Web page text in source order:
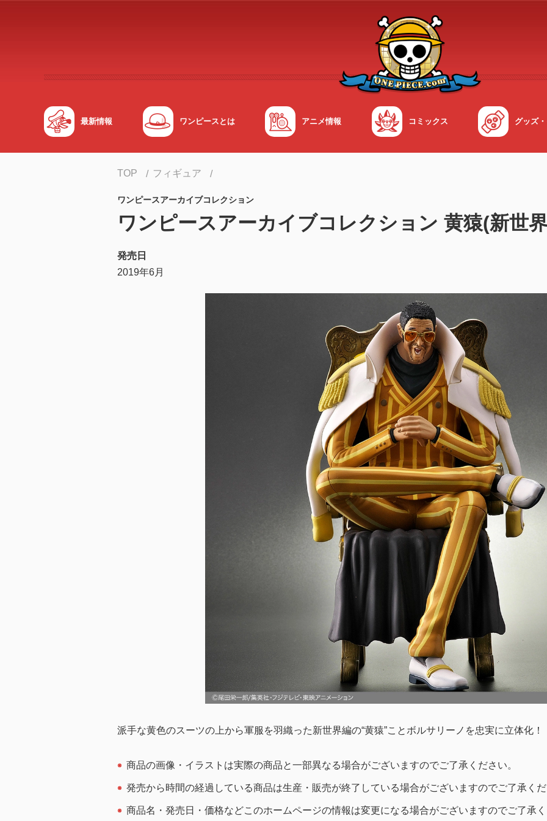
最新情報 ワンピースとは アニメ情報 コミックス グッズ
TOP フィギュア
ワンピースアーカイブコレクション
ワンピースアーカイブコレクション 黄猿(新世
発売日
2019年6月
派手な黄色のスーツの上から軍服を羽織った新世界編の“黄猿”ことボルサリーノを忠実に立体化！
商品の画像・イラストは実際の商品と一部異なる場合がございますのでご了承ください。
発売から時間の経過している商品は生産・販売が終了している場合がございますのでご了承く
商品名・発売日・価格などこのホームページの情報は変更になる場合がございますのでご了承